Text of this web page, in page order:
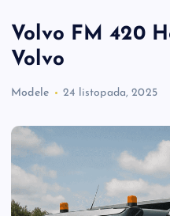
Volvo FM 420
Volvo
Modele 24 listopada, 2025